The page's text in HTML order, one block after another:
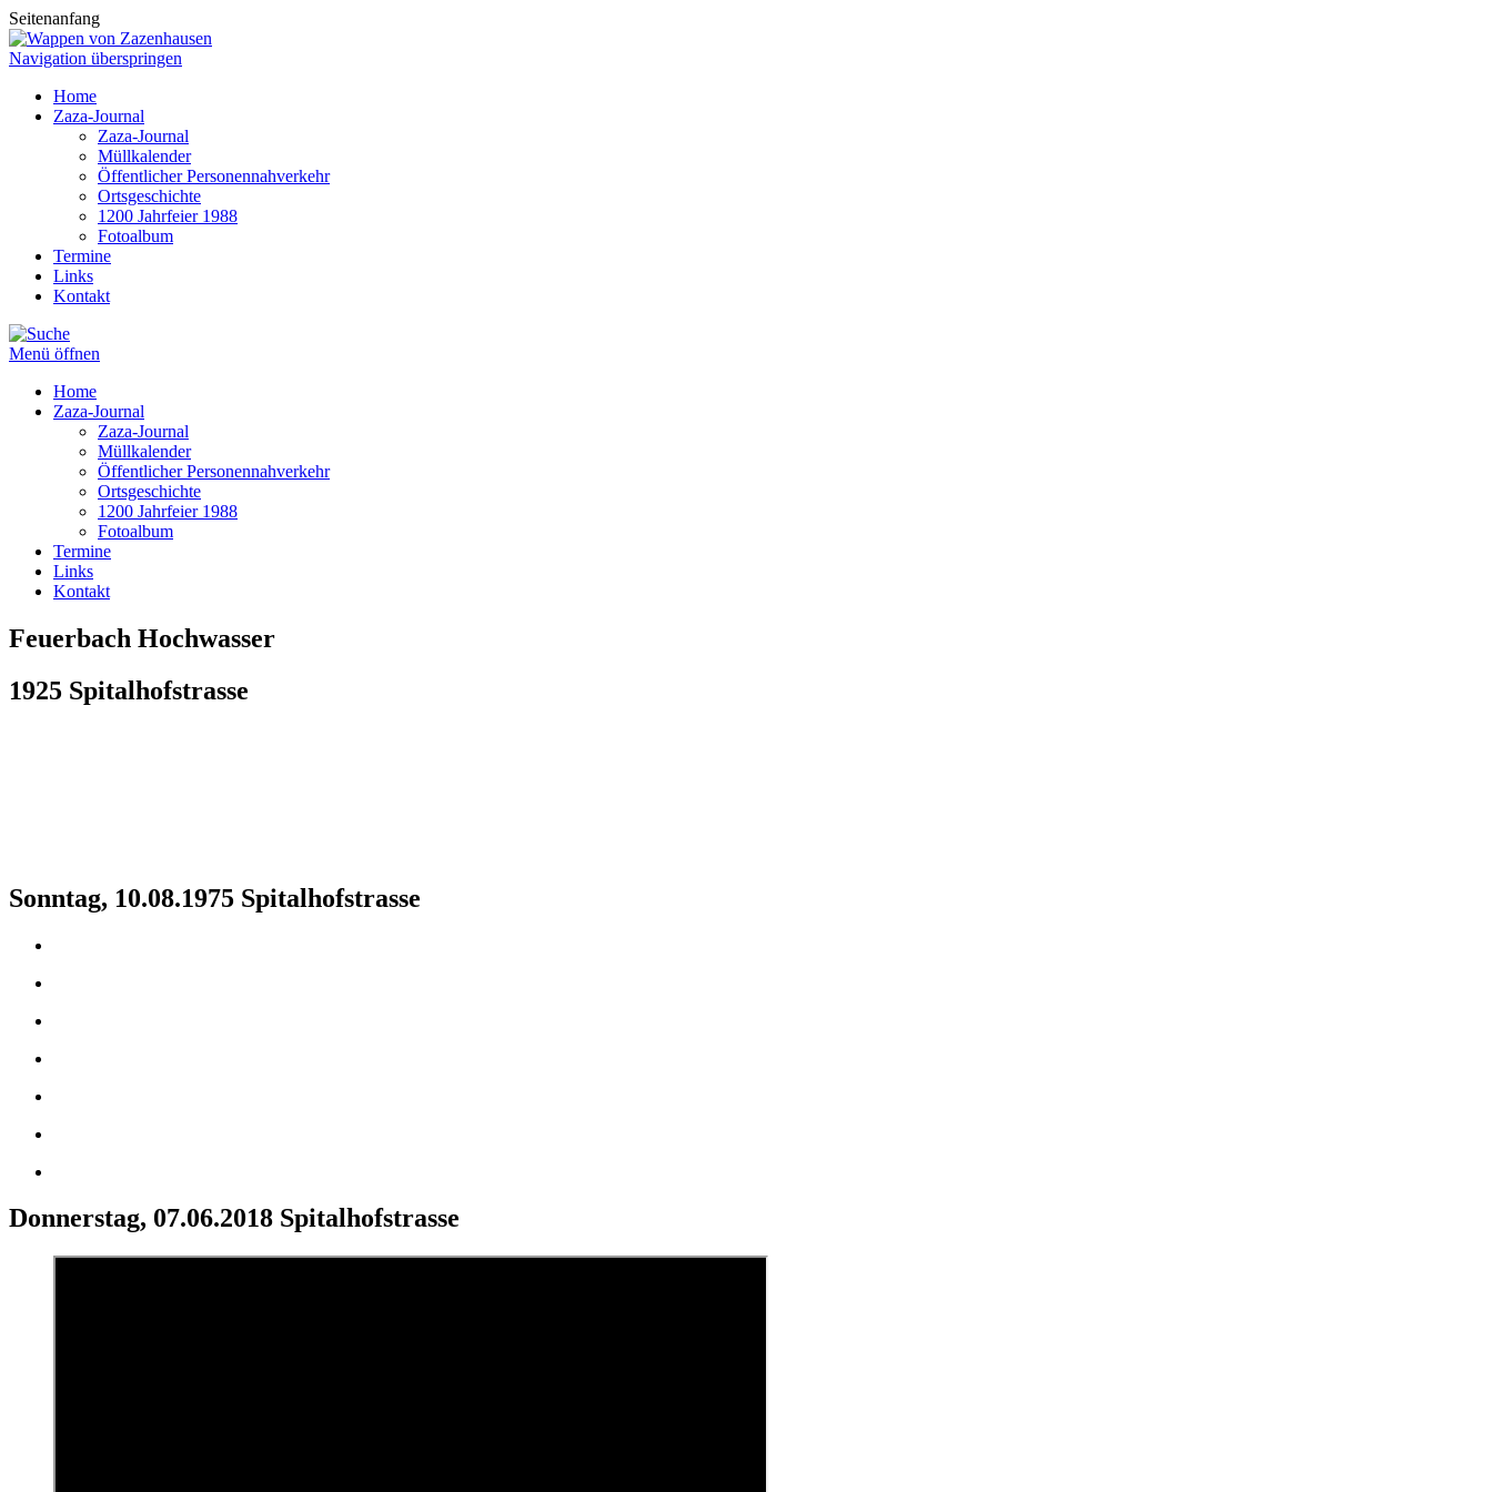
Seitenanfang
Navigation überspringen
Home
Zaza-Journal
Zaza-Journal
Müllkalender
Öffentlicher Personennahverkehr
Ortsgeschichte
1200 Jahrfeier 1988
Fotoalbum
Termine
Links
Kontakt
Menü öffnen
Home
Zaza-Journal
Zaza-Journal
Müllkalender
Öffentlicher Personennahverkehr
Ortsgeschichte
1200 Jahrfeier 1988
Fotoalbum
Termine
Links
Kontakt
Feuerbach Hochwasser
1925 Spitalhofstrasse
Sonntag, 10.08.1975 Spitalhofstrasse
Donnerstag, 07.06.2018 Spitalhofstrasse